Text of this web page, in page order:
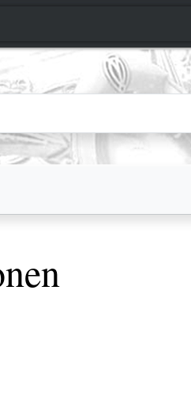
jetzt in den
jetzt in den